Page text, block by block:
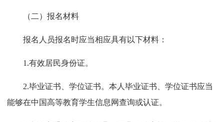
（二）报名材料
报名人员报名时应当相应具有以下材料：
1.有效居民身份证。
2.毕业证书、学位证书。本人毕业证书、学位证书应当
能够在中国高等教育学生信息网查询或认证。